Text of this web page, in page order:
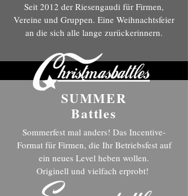
Seit 2012 der Riesengaudi für Firmen,
Vereine und Gruppen. Eine Weihnachtsfeier
an die sich alle lange zurückerinnern.
SUMMER
Battles
Sommerfest mal anders! Das Incentive-
Format für Firmen, die Ihr Betriebsfest auf
ein neues Level heben wollen.
Originell und vielfach erprobt!